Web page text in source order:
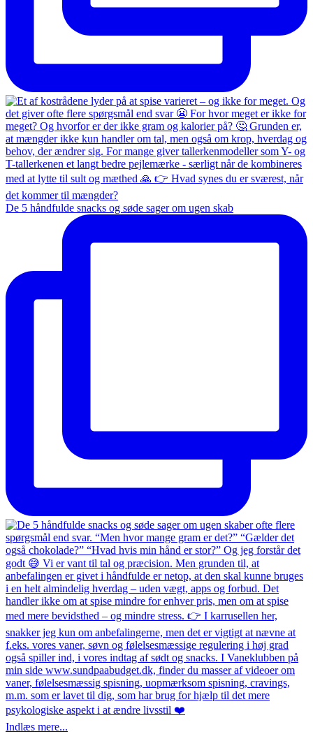
De 5 håndfulde snacks og søde sager om ugen skab
Indlæs mere...